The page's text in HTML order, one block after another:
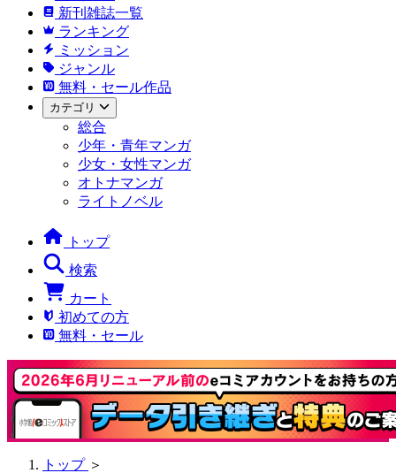
新刊雑誌一覧
ランキング
ミッション
ジャンル
無料・セール作品
カテゴリ
総合
少年・青年マンガ
少女・女性マンガ
オトナマンガ
ライトノベル
トップ
検索
カート
初めての方
無料・セール
トップ ＞